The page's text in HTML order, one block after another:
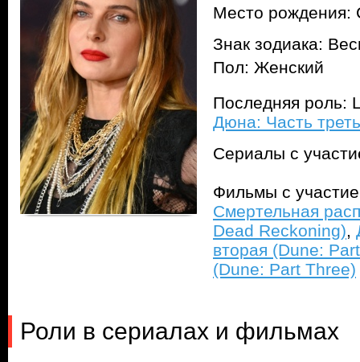
Место рождения:
Знак зодиака:
Пол: Женский
Последняя роль:
Дюна: Часть
Сериалы с
Фильмы с
Смертельная
Dead Reckoning),
вторая (Dune:
(Dune: Part Three)
Роли в сериалах и фильмах